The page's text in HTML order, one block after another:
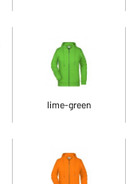
lime-green